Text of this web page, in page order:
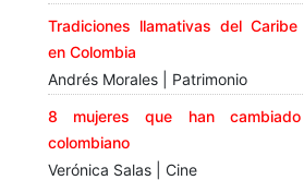
Tradiciones llamativas del Caribe
en Colombia
Andrés Morales | Patrimonio
8 mujeres que han
colombiano
Verónica Salas | Cine